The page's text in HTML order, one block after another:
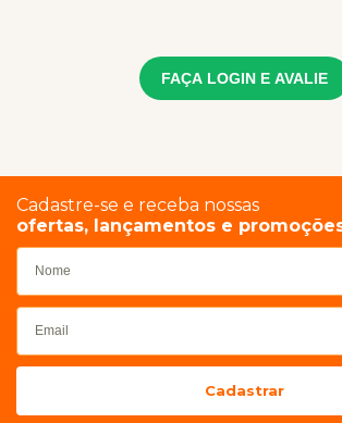
FAÇA LOGIN E AVALIE
Cadastre-se e receba nossas
ofertas, lançamentos e